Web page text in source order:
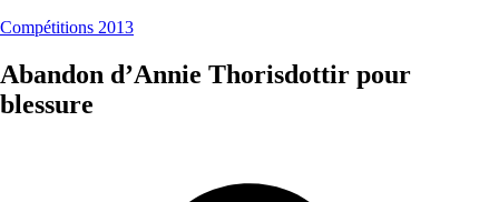
Compétitions 2013
Abandon d’Annie Thorisdottir pour
blessure